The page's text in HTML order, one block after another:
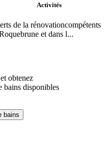
Activités
de la rénovationcompétents
et dans l...
obtenez
bains disponibles
bains